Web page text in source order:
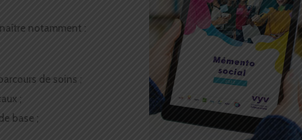
notamment :
de soins ;
;
base ;